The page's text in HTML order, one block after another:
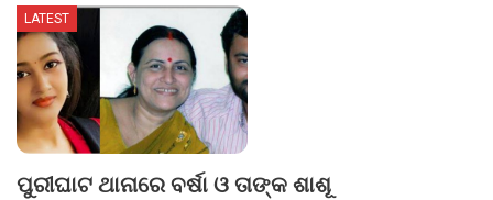
LATEST
ପୁରୀଘାଟ ଥାନାରେ ବର୍ଷା ଓ ତାଙ୍କ ଶାଶୂ